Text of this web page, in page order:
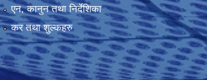
एन, कानुन तथा निर्देशिका
कर तथा शुल्कहरु